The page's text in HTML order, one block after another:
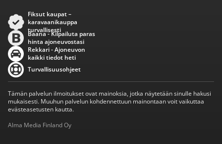
Fiksut kaupat –
karavaanikauppa
turvallisesti
Baana - Kilpailuta paras
hinta ajoneuvostasi
Rekkari - Ajoneuvon
kaikki tiedot heti
Turvallisuusohjeet
Tämän palvelun ilmoitukset ovat mainoksia, jotka näytetään sinulle hakusi
mukaisesti. Muuhun palvelun kohdennettuun mainontaan voit vaikuttaa
evästeasetusten kautta.
Alma Media Finland Oy